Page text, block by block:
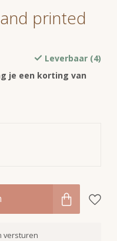
printed
Leverbaar (4)
je een korting van
versturen